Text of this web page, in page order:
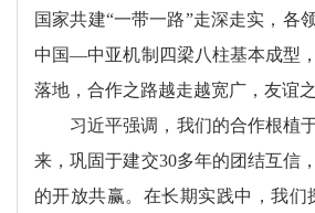
国家共建“一带一路”走深走实，各
中国—中亚机制四梁八柱基本成型
落地，合作之路越走越宽广，友谊
习近平强调，我们的合作根植
来，巩固于建交30多年的团结互信
的开放共赢。在长期实践中，我们